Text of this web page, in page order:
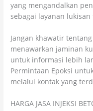
yang mengandalkan
sebagai layanan lukisan
Jangan khawatir
menawarkan jaminan
untuk informasi lebih
Permintaan Epoksi
melalui kontak yang
HARGA JASA INJEKSI